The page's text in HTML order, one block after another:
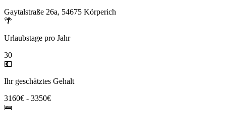
Gaytalstraße 26a, 54675 Körperich
🌴
Urlaubstage pro Jahr
30
💶
Ihr geschätztes Gehalt
3160€ - 3350€
🛌